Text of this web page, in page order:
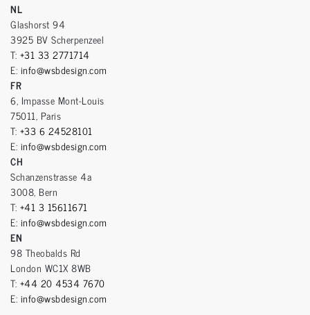
NL
Glashorst 94
3925 BV Scherpenzeel
T: +31 33 2771714
E: info@wsbdesign.com
FR
6, Impasse Mont-Louis
75011, Paris
T: +33 6 24528101
E: info@wsbdesign.com
CH
Schanzenstrasse 4a
3008, Bern
T: +41 3 15611671
E: info@wsbdesign.com
EN
98 Theobalds Rd
London WC1X 8WB
T: +44 20 4534 7670
E: info@wsbdesign.com